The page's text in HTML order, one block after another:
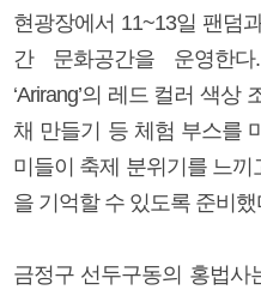
현광장에서 11~13일 팬덤
간 문화공간을 운영한
‘Arirang’의 레드 컬러 색상
채 만들기 등 체험 부스를
미들이 축제 분위기를 느
을 기억할 수 있도록 준비했
금정구 선두구동의 홍법사